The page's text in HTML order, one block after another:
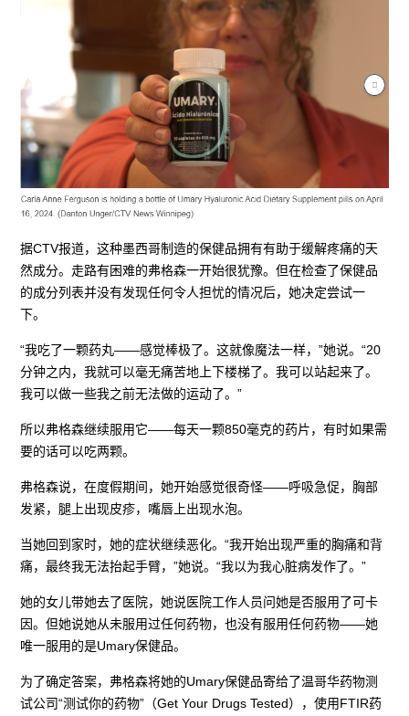
据CTV报道，这种墨西哥制造的保健品拥有有助于缓解疼痛的天
然成分。走路有困难的弗格森一开始很犹豫。但在检查了保健品
的成分列表并没有发现任何令人担忧的情况后，她决定尝试一
下。
“我吃了一颗药丸——感觉棒极了。这就像魔法一样，”她说。“20
分钟之内，我就可以毫无痛苦地上下楼梯了。我可以站起来了。
我可以做一些我之前无法做的运动了。”
所以弗格森继续服用它——每天一颗850毫克的药片，有时如果需
要的话可以吃两颗。
弗格森说，在度假期间，她开始感觉很奇怪——呼吸急促，胸部
发紧，腿上出现皮疹，嘴唇上出现水泡。
当她回到家时，她的症状继续恶化。“我开始出现严重的胸痛和背
痛，最终我无法抬起手臂，”她说。“我以为我心脏病发作了。”
她的女儿带她去了医院，她说医院工作人员问她是否服用了可卡
因。但她说她从未服用过任何药物，也没有服用任何药物——她
唯一服用的是Umary保健品。
为了确定答案，弗格森将她的Umary保健品寄给了温哥华药物测
试公司“测试你的药物”（Get Your Drugs Tested），使用FTIR药